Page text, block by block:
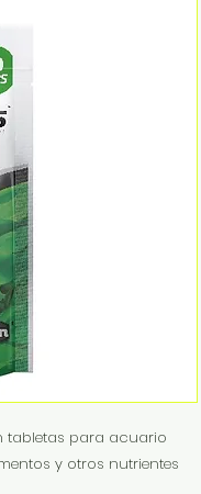
tabletas para acuario
y otros nutrientes